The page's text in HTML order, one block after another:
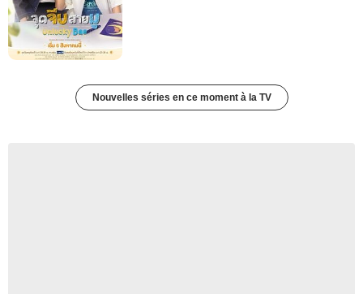
Nouvelles séries en ce moment à la TV